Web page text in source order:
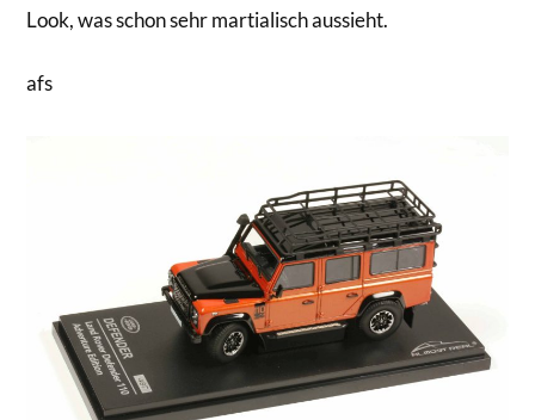
Look, was schon sehr martialisch aussieht.
afs